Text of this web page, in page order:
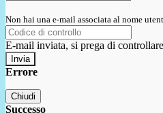
Non hai una e-mail associata al nome
E-mail inviata, si prega di
Errore
Chiudi
Successo